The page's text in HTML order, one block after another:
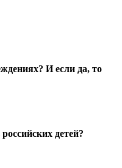
И если да, то
детей?